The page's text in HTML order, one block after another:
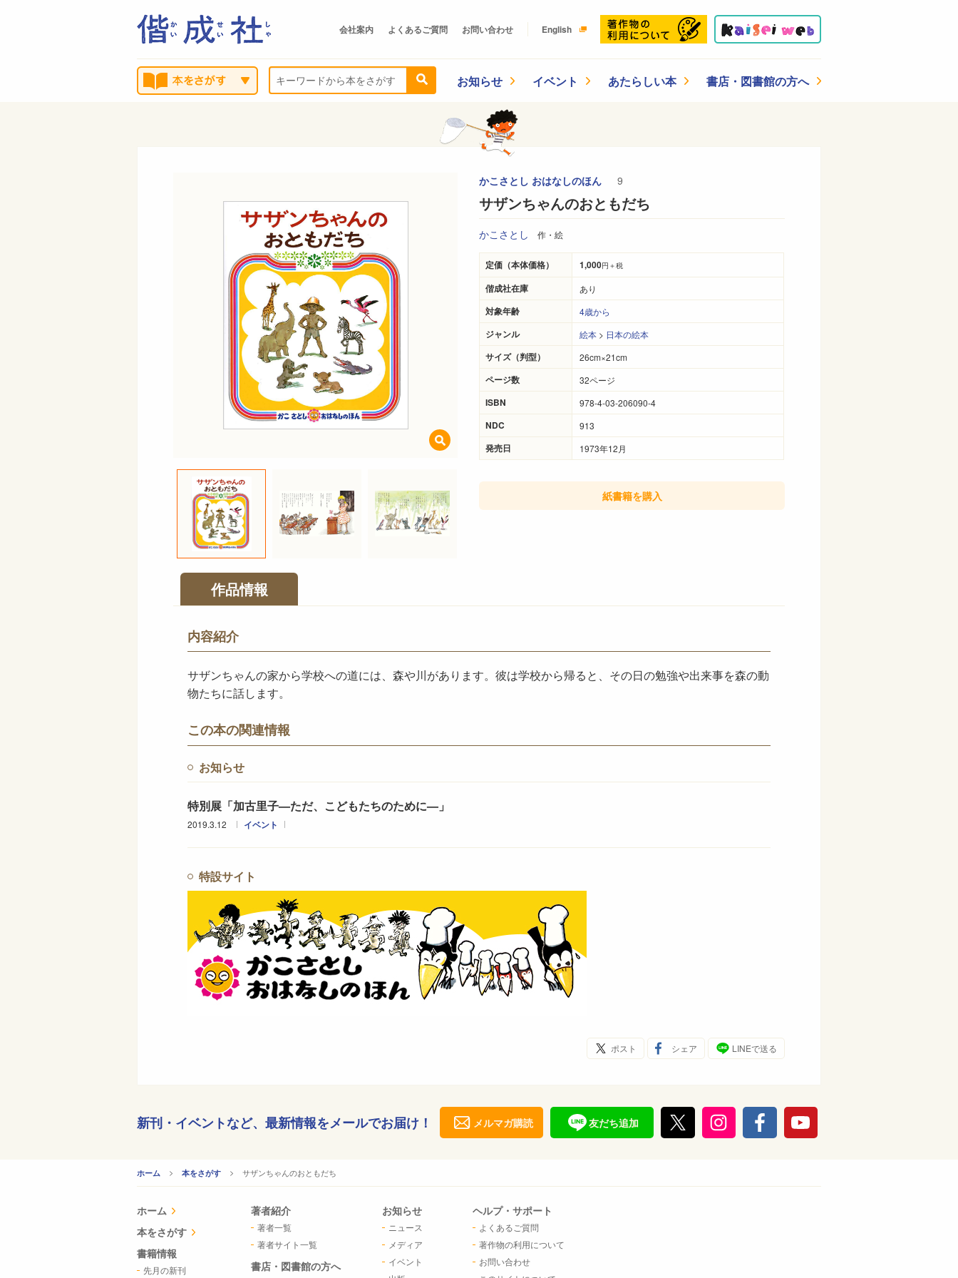
会社案内 よくあるご質問 お問い合わせ English
お知らせ イベント あたらしい本 書店・図書館の方へ
かこさとし おはなしのほん 9
サザンちゃんのおともだち
かこさとし 作・絵
定価（本体価格） 1,000円＋税
偕成社在庫 あり
対象年齢 4歳から
ジャンル 絵本 > 日本の絵本
サイズ（判型） 26cm×21cm
ページ数 32ページ
ISBN 978-4-03-206090-4
NDC 913
発売日 1973年12月
紙書籍を購入
作品情報
内容紹介
サザンちゃんの家から学校への道には、森や川があります。彼は学校から帰ると、その日の勉強や出来事を森の動
物たちに話します。
この本の関連情報
お知らせ
特別展「加古里子—ただ、こどもたちのために—」
2019.3.12 イベント
特設サイト
ポスト シェア LINEで送る
新刊・イベントなど、 最新情報をメールでお届け！ メルマガ購読 友だち追加
ホーム 本をさがす CURRENT:
サザンちゃんのおともだち
ホーム
本をさがす
書籍情報
先月の新刊
著者紹介
著者一覧
著者サイト一覧
書店・図書館の方へ
お知らせ
ニュース
メディア
イベント
ヘルプ・サポート
よくあるご質問
著作物の利用について
お問い合わせ